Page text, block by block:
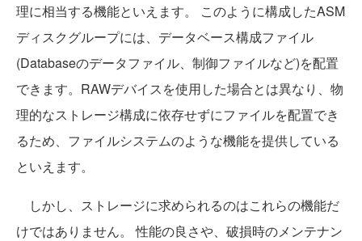
理に相当する機能といえます。 このように構成したASM
ディスクグループには、データベース構成ファイル
(Databaseのデータファイル、制御ファイルなど)を配置
できます。RAWデバイスを使用した場合とは異なり、物
理的なストレージ構成に依存せずにファイルを配置でき
るため、ファイルシステムのような機能を提供している
といえます。
しかし、ストレージに求められるのはこれらの機能だ
けではありません。 性能の良さや、破損時のメンテナン